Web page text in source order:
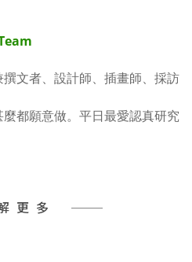
文者、設計師、插畫師、採訪
都願意做。平日最愛認真研究
更多